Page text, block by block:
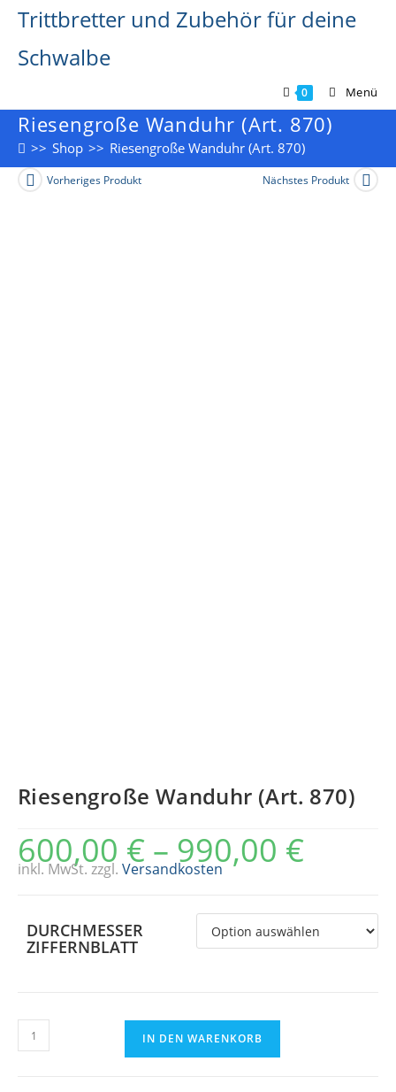
Inhalt
springen
Trittbretter und Zubehör für deine
Schwalbe
0 Menü
Riesengroße Wanduhr (Art. 870)
>> Shop >> Riesengroße Wanduhr (Art. 870)
Vorheriges Produkt Nächstes Produkt
Riesengroße Wanduhr (Art. 870)
600,00 € – 990,00 €
inkl. MwSt. zzgl. Versandkosten
DURCHMESSER
ZIFFERNBLATT
Riesengroße
Wanduhr
(Art.
IN DEN WARENKORB